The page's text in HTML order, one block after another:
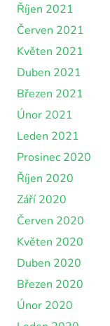
Říjen 2021
Červen 2021
Květen 2021
Duben 2021
Březen 2021
Únor 2021
Leden 2021
Prosinec 2020
Říjen 2020
Září 2020
Červen 2020
Květen 2020
Duben 2020
Březen 2020
Únor 2020